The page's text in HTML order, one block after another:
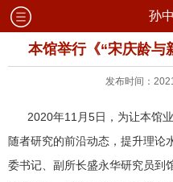
孙
本馆举行《“宋庆龄与
发布时间：
2020年11月5日，为让本馆
随者研究的前沿动态，提升理论
委书记、副所长盛永华研究员到